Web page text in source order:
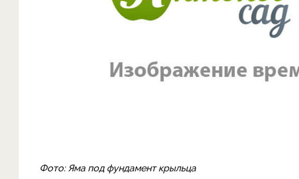
Фото: Яма под фундамент крыльца